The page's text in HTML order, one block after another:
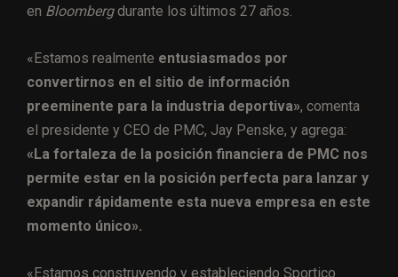
en Bloombergdurante los últimos 27 años.
«Estamos realmente entusiasmados por
convertirnos en el sitio de información
preeminente para la industria deportiva», comenta
el presidente y CEO de PMC, Jay Penske, y agrega:
«La fortaleza de la posición financiera de PMC nos
permite estar en la posición perfecta para lanzar y
expandir rápidamente esta nueva empresa en este
momento único».
«Estamos construyendo y estableciendo Sportico